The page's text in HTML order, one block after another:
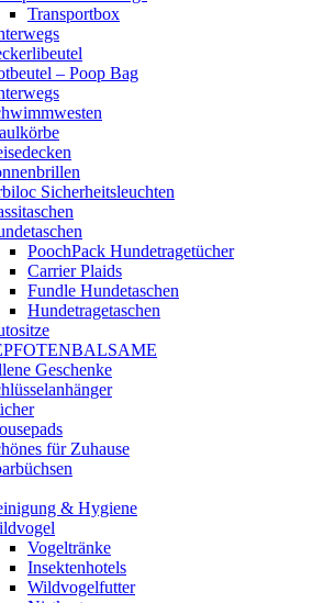
Transportbox
– Poop Bag
Sicherheitsleuchten
PoochPack Hundetragetücher
Carrier Plaids
Fundle Hundetaschen
Hundetragetaschen
Geschenke
für Zuhause
& Hygiene
Vogeltränke
Insektenhotels
Wildvogelfutter